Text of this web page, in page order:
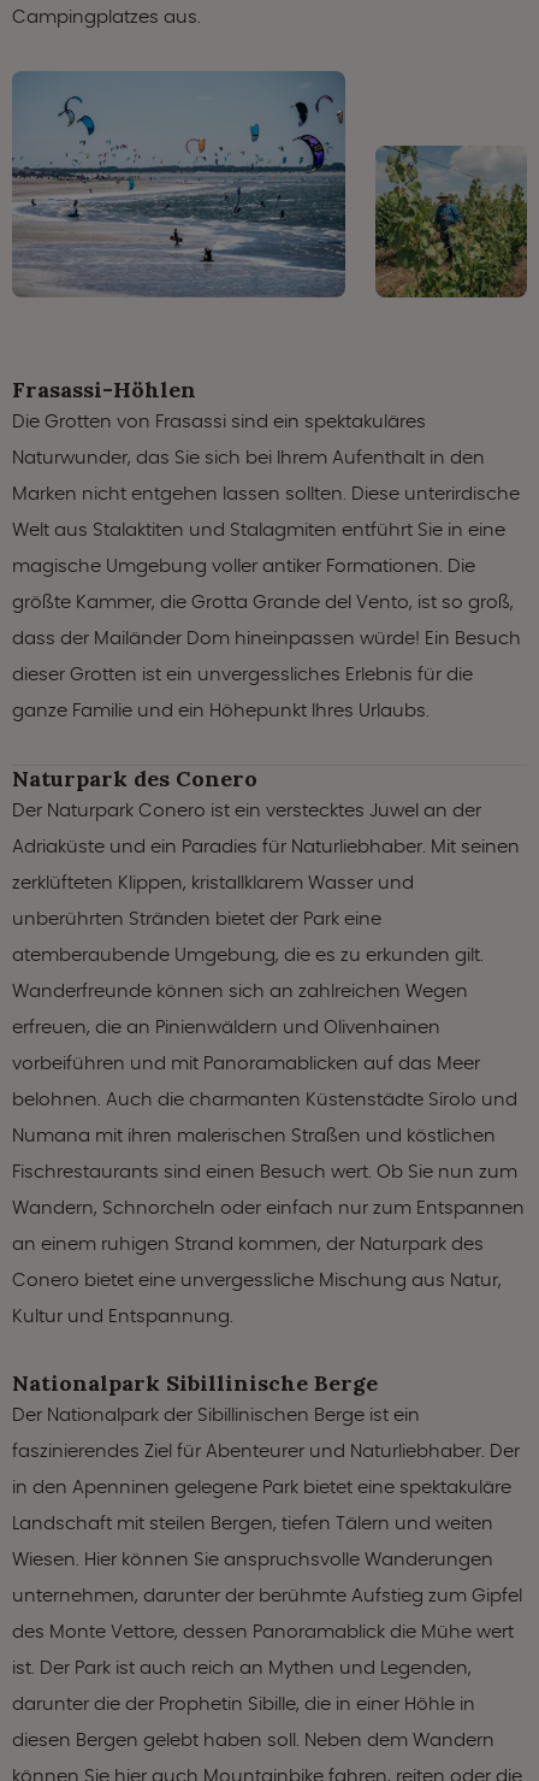
Campingplatzes aus.
Frasassi-Höhlen
Die Grotten von Frasassi sind ein spektakuläres
Naturwunder, das Sie sich bei Ihrem Aufenthalt in den
Marken nicht entgehen lassen sollten. Diese unterirdische
Welt aus Stalaktiten und Stalagmiten entführt Sie in eine
magische Umgebung voller antiker Formationen. Die
größte Kammer, die Grotta Grande del Vento, ist so groß,
dass der Mailänder Dom hineinpassen würde! Ein Besuch
dieser Grotten ist ein unvergessliches Erlebnis für die
ganze Familie und ein Höhepunkt Ihres Urlaubs.
Naturpark des Conero
Der Naturpark Conero ist ein verstecktes Juwel an der
Adriaküste und ein Paradies für Naturliebhaber. Mit seinen
zerklüfteten Klippen, kristallklarem Wasser und
unberührten Stränden bietet der Park eine
atemberaubende Umgebung, die es zu erkunden gilt.
Wanderfreunde können sich an zahlreichen Wegen
erfreuen, die an Pinienwäldern und Olivenhainen
vorbeiführen und mit Panoramablicken auf das Meer
belohnen. Auch die charmanten Küstenstädte Sirolo und
Numana mit ihren malerischen Straßen und köstlichen
Fischrestaurants sind einen Besuch wert. Ob Sie nun zum
Wandern, Schnorcheln oder einfach nur zum Entspannen
an einem ruhigen Strand kommen, der Naturpark des
Conero bietet eine unvergessliche Mischung aus Natur,
Kultur und Entspannung.
Nationalpark Sibillinische Berge
Der Nationalpark der Sibillinischen Berge ist ein
faszinierendes Ziel für Abenteurer und Naturliebhaber. Der
in den Apenninen gelegene Park bietet eine spektakuläre
Landschaft mit steilen Bergen, tiefen Tälern und weiten
Wiesen. Hier können Sie anspruchsvolle Wanderungen
unternehmen, darunter der berühmte Aufstieg zum Gipfel
des Monte Vettore, dessen Panoramablick die Mühe wert
ist. Der Park ist auch reich an Mythen und Legenden,
darunter die der Prophetin Sibille, die in einer Höhle in
diesen Bergen gelebt haben soll. Neben dem Wandern